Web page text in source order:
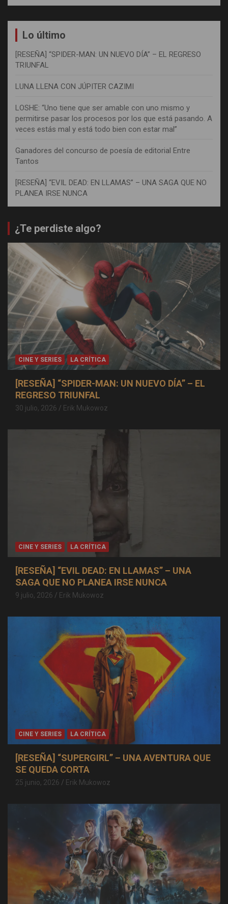
Lo último
[RESEÑA] “SPIDER-MAN: UN NUEVO DÍA” – EL REGRESO
TRIUNFAL
LUNA LLENA CON JÚPITER CAZIMI
LOSHE: “Uno tiene que ser amable con uno mismo y
permitirse pasar los procesos por los que está pasando. A
veces estás mal y está todo bien con estar mal”
Ganadores del concurso de poesía de editorial Entre
Tantos
[RESEÑA] “EVIL DEAD: EN LLAMAS” – UNA SAGA QUE NO
PLANEA IRSE NUNCA
¿Te perdiste algo?
CINE Y SERIES LA CRÍTICA
[RESEÑA] “SPIDER-MAN: UN NUEVO DÍA” – EL
REGRESO TRIUNFAL
30 julio, 2026 Erik Mukowoz
CINE Y SERIES LA CRÍTICA
[RESEÑA] “EVIL DEAD: EN LLAMAS” – UNA
SAGA QUE NO PLANEA IRSE NUNCA
9 julio, 2026 Erik Mukowoz
CINE Y SERIES LA CRÍTICA
[RESEÑA] “SUPERGIRL” – UNA AVENTURA QUE
SE QUEDA CORTA
25 junio, 2026 Erik Mukowoz